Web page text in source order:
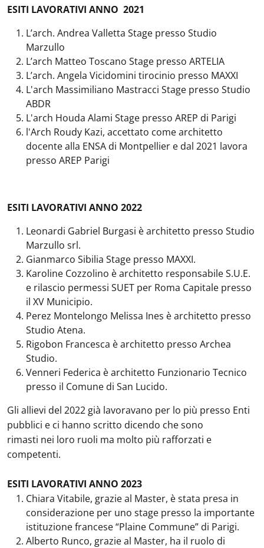
ESITI LAVORATIVI ANNO 2021
L’arch. Andrea Valletta Stage presso Studio
Marzullo
L’arch Matteo Toscano Stage presso ARTELIA
L’arch. Angela Vicidomini tirocinio presso MAXXI
L'arch Massimiliano Mastracci Stage presso Studio
ABDR
L'arch Houda Alami Stage presso AREP di Parigi
l'Arch Roudy Kazi, accettato come architetto
docente alla ENSA di Montpellier e dal 2021 lavora
presso AREP Parigi
ESITI LAVORATIVI ANNO 2022
Leonardi Gabriel Burgasi è architetto presso Studio
Marzullo srl.
Gianmarco Sibilia Stage presso MAXXI.
Karoline Cozzolino è architetto responsabile S.U.E.
e rilascio permessi SUET per Roma Capitale presso
il XV Municipio.
Perez Montelongo Melissa Ines è architetto presso
Studio Atena.
Rigobon Francesca è architetto presso Archea
Studio.
Venneri Federica è architetto Funzionario Tecnico
presso il Comune di San Lucido.
Gli allievi del 2022 già lavoravano per lo più presso Enti
pubblici e ci hanno scritto dicendo che sono
rimasti nei loro ruoli ma molto più rafforzati e
competenti.
ESITI LAVORATIVI ANNO 2023
Chiara Vitabile, grazie al Master, è stata presa in
considerazione per uno stage presso la importante
istituzione francese “Plaine Commune” di Parigi.
Alberto Runco, grazie al Master, ha il ruolo di